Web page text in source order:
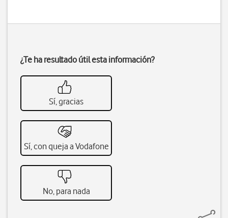
¿Te ha resultado útil esta información?
Sí, gracias
Sí, con queja a Vodafone
No, para nada